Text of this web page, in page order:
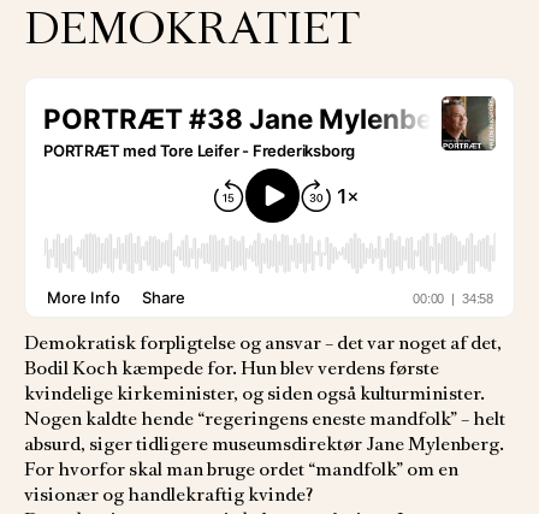
DEMOKRATIET
Demokratisk forpligtelse og ansvar – det var noget af det,
Bodil Koch kæmpede for. Hun blev verdens første
kvindelige kirkeminister, og siden også kulturminister.
Nogen kaldte hende “regeringens eneste mandfolk” – helt
absurd, siger tidligere museumsdirektør Jane Mylenberg.
For hvorfor skal man bruge ordet “mandfolk” om en
visionær og handlekraftig kvinde?